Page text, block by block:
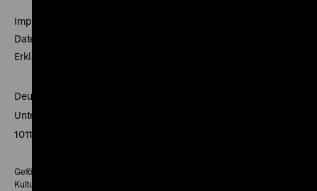
Impressum
Datenschutz
Erklärung digitale Barrierefreiheit
Deutsches Historisches Museum
Unter den Linden 2
10117 Berlin
Gefördert mit Mitteln des Beauftragten der Bundesregierung für
Kultur und Medien